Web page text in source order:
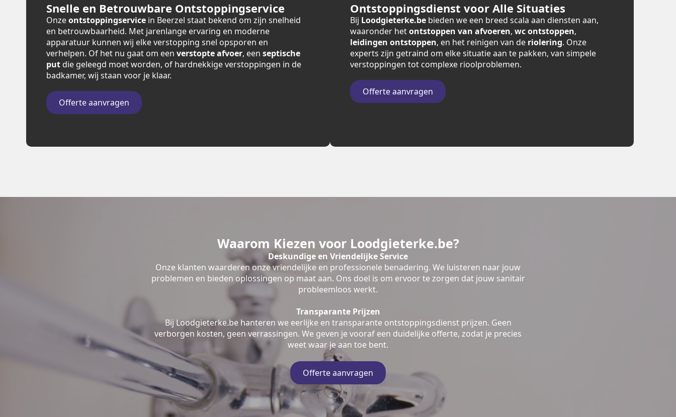
Snelle en Betrouwbare Ontstoppingservice
Onzeontstoppingservice in Beerzel staat bekend om zijn snelheid
en betrouwbaarheid. Met jarenlange ervaring en moderne
apparatuur kunnen wij elke verstopping snel opsporen en
verhelpen. Of het nu gaat om een verstopte afvoer, een septische
put die geleegd moet worden, of hardnekkige verstoppingen in de
badkamer, wij staan voor je klaar.
Offerte aanvragen
Ontstoppingsdienst voor Alle Situaties
Bij Loodgieterke.be bieden we een breed scala aan diensten aan,
waaronder hetontstoppen van afvoeren, wc ontstoppen,
leidingen ontstoppen, en het reinigen van de riolering. Onze
experts zijn getraind om elke situatie aan te pakken, van simpele
verstoppingen tot complexe rioolproblemen.
Offerte aanvragen
Waarom Kiezen voor Loodgieterke.be?
Deskundige en Vriendelijke Service
Onze klanten waarderen onze vriendelijke en professionele benadering. We luisteren naar jouw
problemen en bieden oplossingen op maat aan. Ons doel is om ervoor te zorgen dat jouw sanitair
probleemloos werkt.
Transparante Prijzen
Bij Loodgieterke.be hanteren we eerlijke en transparante ontstoppingsdienst prijzen. Geen
verborgen kosten, geen verrassingen. We geven je vooraf een duidelijke offerte, zodat je precies
weet waar je aan toe bent.
Offerte aanvragen